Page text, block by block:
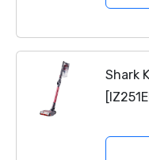
Shark